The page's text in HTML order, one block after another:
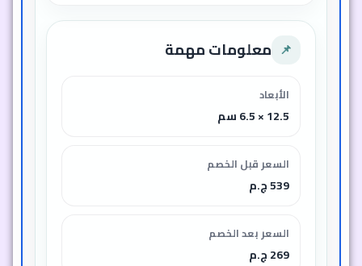
📌 معلومات مهمة
الأبعاد
12.5 × 6.5 سم
السعر قبل الخصم
539 ج.م
السعر بعد الخصم
269 ج.م